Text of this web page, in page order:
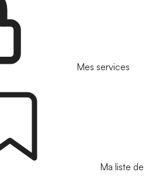
Mes services
Ma liste de